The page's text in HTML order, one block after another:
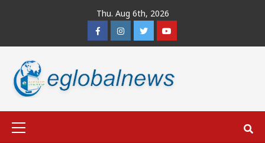
Thu. Aug 6th, 2026
FacebookInstagramTwitterYoutube